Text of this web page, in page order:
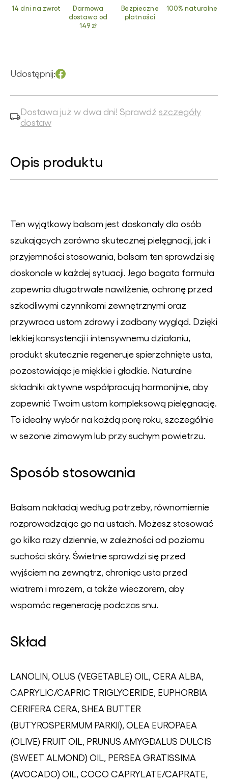
14 dni na zwrot
Darmowa
dostawa od
149 zł
Bezpieczne
płatności
100% naturalne
Udostępnij:
Dostawa już w dwa dni! Sprawdź szczegóły
dostaw
Opis produktu
Ten wyjątkowy balsam jest doskonały dla osób
szukających zarówno skutecznej pielęgnacji, jak i
przyjemności stosowania, balsam ten sprawdzi się
doskonale w każdej sytuacji. Jego bogata formuła
zapewnia długotrwałe nawilżenie, ochronę przed
szkodliwymi czynnikami zewnętrznymi oraz
przywraca ustom zdrowy i zadbany wygląd. Dzięki
lekkiej konsystencji i intensywnemu działaniu,
produkt skutecznie regeneruje spierzchnięte usta,
pozostawiając je miękkie i gładkie. Naturalne
składniki aktywne współpracują harmonijnie, aby
zapewnić Twoim ustom kompleksową pielęgnację.
To idealny wybór na każdą porę roku, szczególnie
w sezonie zimowym lub przy suchym powietrzu.
Sposób stosowania
Balsam nakładaj według potrzeby, równomiernie
rozprowadzając go na ustach. Możesz stosować
go kilka razy dziennie, w zależności od poziomu
suchości skóry. Świetnie sprawdzi się przed
wyjściem na zewnątrz, chroniąc usta przed
wiatrem i mrozem, a także wieczorem, aby
wspomóc regenerację podczas snu.
Skład
LANOLIN, OLUS (VEGETABLE) OIL, CERA ALBA,
CAPRYLIC/CAPRIC TRIGLYCERIDE, EUPHORBIA
CERIFERA CERA, SHEA BUTTER
(BUTYROSPERMUM PARKII), OLEA EUROPAEA
(OLIVE) FRUIT OIL, PRUNUS AMYGDALUS DULCIS
(SWEET ALMOND) OIL, PERSEA GRATISSIMA
(AVOCADO) OIL, COCO CAPRYLATE/CAPRATE,